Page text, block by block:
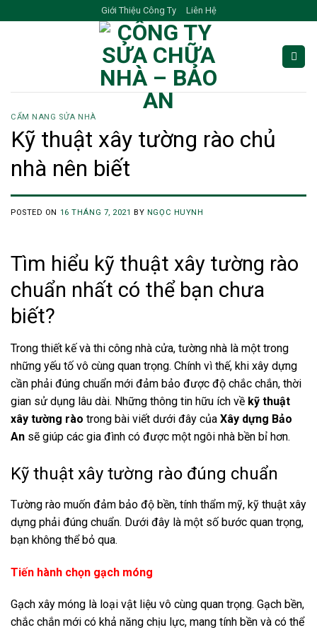
to
Giới Thiệu Công Ty Liên Hệ
CẨM NANG SỬA NHÀ
Kỹ thuật xây tường rào chủ
nhà nên biết
POSTED ON 16 THÁNG 7, 2021 BY NGỌC HUYNH
Tìm hiểu kỹ thuật xây tường rào
chuẩn nhất có thể bạn chưa
biết?
Trong thiết kế và thi công nhà cửa, tường nhà là một trong
những yếu tố vô cùng quan trọng. Chính vì thế, khi xây dựng
cần phải đúng chuẩn mới đảm bảo được độ chắc chắn, thời
gian sử dụng lâu dài. Những thông tin hữu ích về kỹ thuật
xây tường rào trong bài viết dưới đây của Xây dựng Bảo
An sẽ giúp các gia đình có được một ngôi nhà bền bỉ hơn.
Kỹ thuật xây tường rào đúng chuẩn
Tường rào muốn đảm bảo độ bền, tính thẩm mỹ, kỹ thuật xây
dựng phải đúng chuẩn. Dưới đây là một số bước quan trọng,
bạn không thể bỏ qua.
Tiến hành chọn gạch móng
Gạch xây móng là loại vật liệu vô cùng quan trọng. Gạch bền,
chắc chắn mới có khả năng chịu lực, mang tính bền và có thể